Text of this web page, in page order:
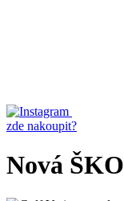
zde nakoupit?
Nová